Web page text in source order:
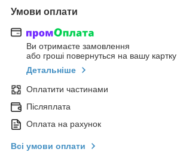
Умови оплати
Ви отримаєте замовлення
або гроші повернуться на вашу картку
Детальніше
Оплатити частинами
Післяплата
Оплата на рахунок
Всі умови оплати